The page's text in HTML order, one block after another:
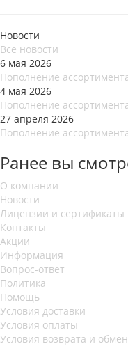
Новости
Все новости
6 мая 2026
Пополнение
4 мая 2026
Пополнение
27 апреля 2026
Пополнение
Ранее вы
О компании
Новости
Лицензии и сертификаты
Контакты
Акции
Информация
Вопрос-ответ
Политика
Помощь
Условия доставки
Условия оплаты
Условия возврата и